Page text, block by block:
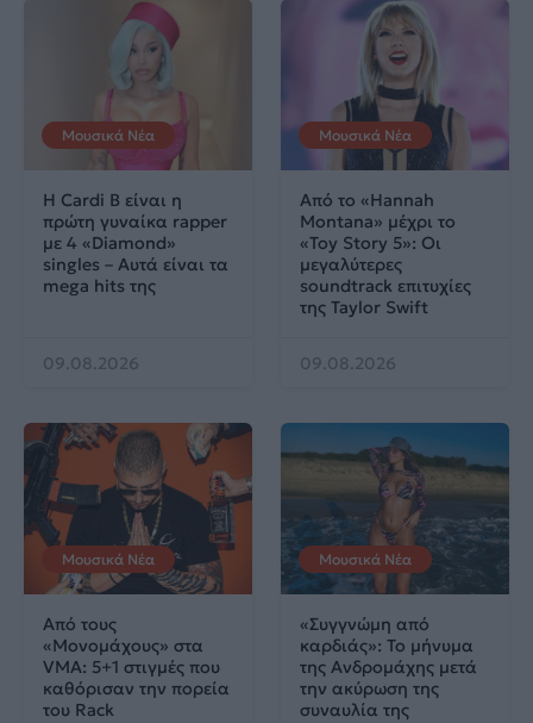
Μουσικά Νέα
Η Cardi B είναι η
πρώτη γυναίκα rapper
με 4 «Diamond»
singles – Αυτά είναι τα
mega hits της
09.08.2026
Μουσικά Νέα
Από το «Hannah
Montana» μέχρι το
«Toy Story 5»: Οι
μεγαλύτερες
soundtrack επιτυχίες
της Taylor Swift
09.08.2026
Μουσικά Νέα
Από τους
«Μονομάχους» στα
VMA: 5+1 στιγμές που
καθόρισαν την πορεία
του Rack
Μουσικά Νέα
«Συγγνώμη από
καρδιάς»: Το μήνυμα
της Ανδρομάχης μετά
την ακύρωση της
συναυλία της